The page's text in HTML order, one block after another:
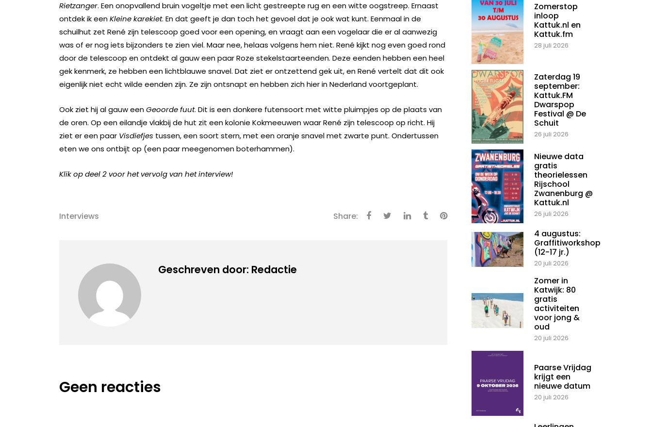
Rietzanger. Een onopvallend bruin vogeltje met een licht gestreepte rug en een witte oogstreep. Ernaast
ontdek ik eenKleine karekiet. En dat geeft je dan toch het gevoel dat je ook wat kunt. Eenmaal in de
schuilhut zet René zijn telescoop goed voor een opening, en vraagt aan een vogelaar die er al aanwezig
was of er nog iets bijzonders te zien viel. Maar nee, helaas volgens hem niet. René kijkt nog even goed rond
door de telescoop en ontdekt al gauw een paar Roze stekelstaarteenden. Deze eenden hebben een heel
gek kenmerk, ze hebben een lichtblauwe snavel. Dat ziet er ontzettend gek uit, en René vertelt dat dit ook
eigenlijk niet echt wilde eenden zijn. Ze zijn ontsnapt en hebben zich hier in Nederland voortgeplant.
Ook ziet hij al gauw eenGeoorde fuut. Dit is een donkere futensoort met witte pluimpjes op de plaats van
de oren. Op een eilandje vlakbij de hut zit een kolonie Kokmeeuwen waar René zijn telescoop op richt. Hij
ziet er een paar Visdiefjes tussen, een soort stern, met een oranje snavel met zwarte punt. Ondertussen
eten we ons ontbijt op (een paar meegenomen boterhammen).
Klik op deel 2 voor het vervolg van het interview!
Interviews Share:
Geschreven door: Redactie
Geen reacties
Zomerstop
inloop
Kattuk.nl en
Kattuk.fm
28 juli 2026
Zaterdag 19
september:
Kattuk.FM
Dwarspop
Festival @ De
Schuit
26 juli 2026
Nieuwe data
gratis
theorielessen
Rijschool
Zwanenburg @
Kattuk.nl
26 juli 2026
4 augustus:
Graffitiworkshop
(12-17 jr.)
20 juli 2026
Zomer in
Katwijk: 80
gratis
activiteiten
voor jong &
oud
20 juli 2026
Paarse Vrijdag
krijgt een
nieuwe datum
20 juli 2026